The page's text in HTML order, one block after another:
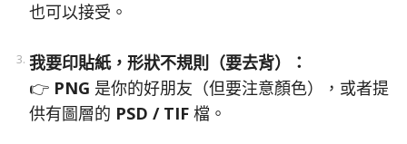
也可以接受。
我要印貼紙，形狀不規則（要去背）：
👉 PNG 是你的好朋友（但要注意顏色），或者提
供有圖層的 PSD / TIF 檔。